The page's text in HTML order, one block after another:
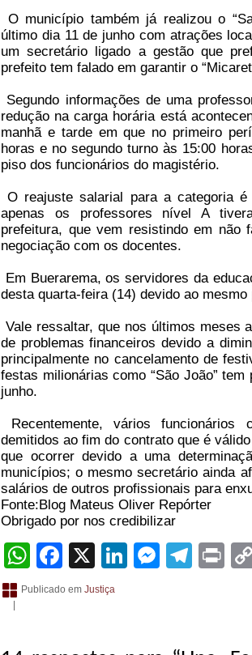
O município também já realizou o
último dia 11 de junho com atrações
um secretário ligado a gestão que
prefeito tem falado em garantir o
Segundo informações de uma
redução na carga horária está
manhã e tarde em que no primeiro
horas e no segundo turno às 15:00
piso dos funcionários do magistério.
O reajuste salarial para a categoria
apenas os professores nível A
prefeitura, que vem resistindo em não
negociação com os docentes.
Em Buerarema, os servidores da
desta quarta-feira (14) devido ao mesmo
Vale ressaltar, que nos últimos meses
de problemas financeiros devido a
principalmente no cancelamento de
festas milionárias como “São João”
junho.
Recentemente, vários funcionários
demitidos ao fim do contrato que é
que ocorrer devido a uma
municípios; o mesmo secretário ainda
salários de outros profissionais para
Fonte:Blog Mateus Oliver Repórter
Obrigado por nos credibilizar
WhatsApp
Facebook
X LinkedIn
Publicado em Justiça